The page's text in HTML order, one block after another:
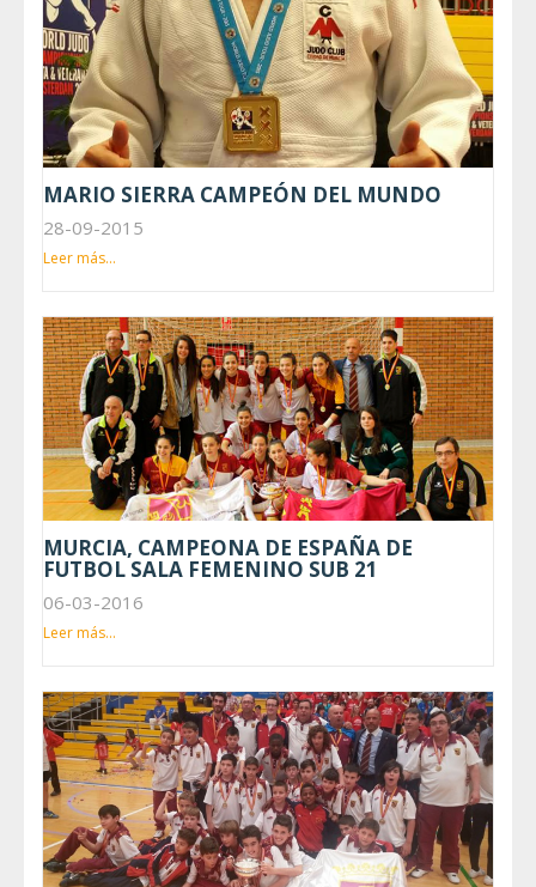
MARIO SIERRA CAMPEÓN DEL MUNDO
28-09-2015
Leer más...
MURCIA, CAMPEONA DE ESPAÑA DE
FUTBOL SALA FEMENINO SUB 21
06-03-2016
Leer más...